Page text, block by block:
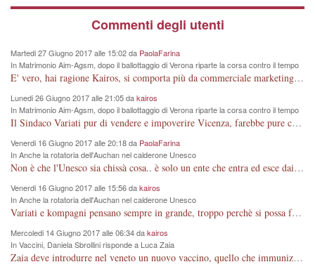
Commenti degli utenti
Martedi 27 Giugno 2017 alle 15:02 da PaolaFarina
In Matrimonio Aim-Agsm, dopo il ballottaggio di Verona riparte la corsa contro il tempo
E' vero, hai ragione Kairos, si comporta più da commerciale marketing oriented, che da matematico! Ha imparato dai "grandi manager" voluti in posizioni chiave a Vicenza, anche se privi di titolo, merito e competenza!
Lunedi 26 Giugno 2017 alle 21:05 dakairos
In Matrimonio Aim-Agsm, dopo il ballottaggio di Verona riparte la corsa contro il tempo
Il Sindaco Variati pur di vendere e impoverire Vicenza, farebbe pure carte false
Venerdi 16 Giugno 2017 alle 20:18 da PaolaFarina
In Anche la rotatoria dell'Auchan nel calderone Unesco
Non è che l'Unesco sia chissà cosa.. è solo un ente che entra ed esce dai Muri degli altri, è che si ferma troppo sul mio Muro e non ne ha diritto, perché dovrebbe occuparsi di cultura, invece si occupa di "scultura".
Venerdi 16 Giugno 2017 alle 15:56 dakairos
In Anche la rotatoria dell'Auchan nel calderone Unesco
Variati e kompagni pensano sempre in grande, troppo perchè si possa fare.
Mercoledi 14 Giugno 2017 alle 06:34 dakairos
In Vaccini, Daniela Sbrollini risponde a Luca Zaia
Zaia deve introdurre nel veneto un nuovo vaccino, quello che immunizza nei confronti del Partito Democratico e soprattutto delle sue rappresentanti, Sbrollini e un'altra.